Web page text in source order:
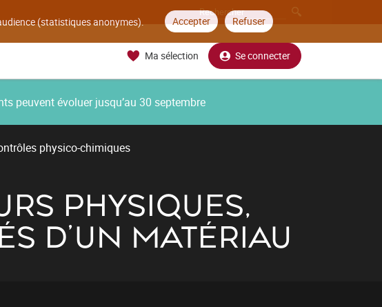
(statistiques anonymes). Accepter Refuser
Ma sélection Se connecter
peuvent évoluer jusqu’au 30 septembre
physico-chimiques
PHYSIQUES,
D'UN MATÉRIAU